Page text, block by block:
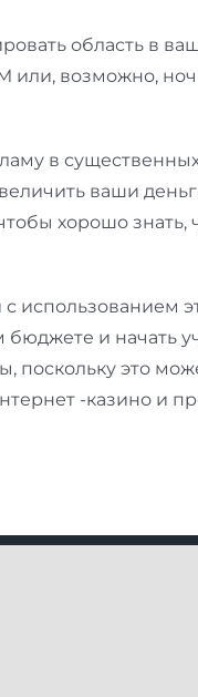
область в
или, возможно,
в
ваши
хорошо
использованием
и начать
поскольку это
-казино и